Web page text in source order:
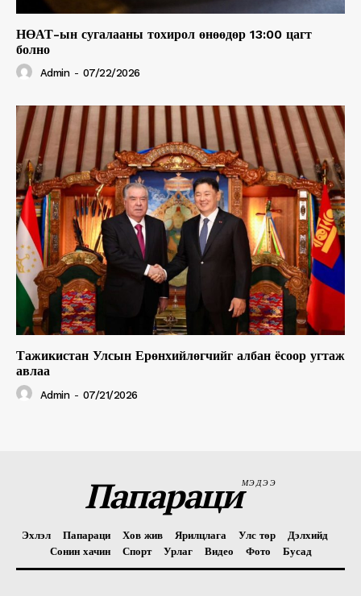
НӨАТ-ын сугалааны тохирол өнөөдөр 13:00 цагт
болно
Admin - 07/22/2026
Тажикистан Улсын Ерөнхийлөгчийг албан ёсоор угтаж
авлаа
Admin - 07/21/2026
ПапарациМЭДЭЭ
Эхлэл Папараци Хов жив Ярилцлага Улс төр
Дэлхийд
Сонин хачин
Спорт Урлаг Видео Фото Бусад